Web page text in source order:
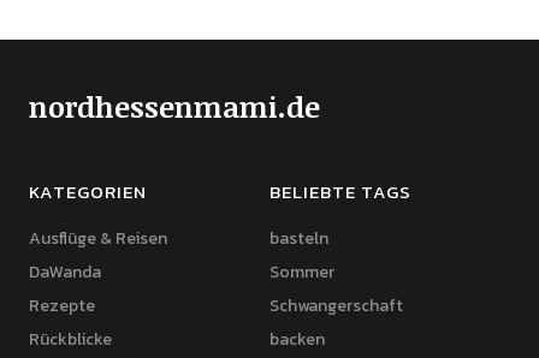
nordhessenmami.de
KATEGORIEN
Ausflüge & Reisen
DaWanda
Rezepte
Rückblicke
BELIEBTE TAGS
basteln
Sommer
Schwangerschaft
backen